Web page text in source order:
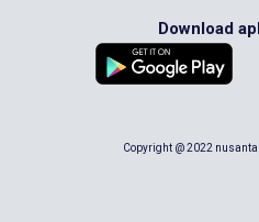
Download
Copyright @ 2022